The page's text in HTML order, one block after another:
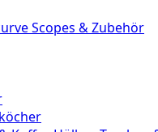
Scopes & Zubehör